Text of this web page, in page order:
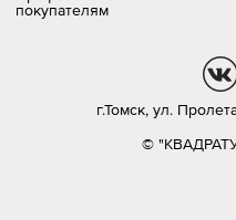
покупателям
©
г.Томск, ул.